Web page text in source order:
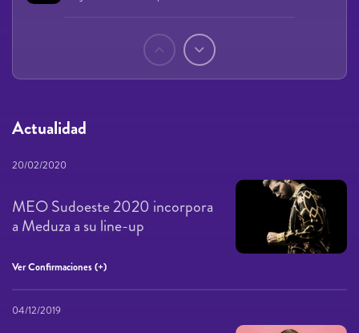
Actualidad
20/02/2020
MEO Sudoeste 2020 incorpora
a Meduza a su line-up
Ver Confirmaciones (+)
04/12/2019